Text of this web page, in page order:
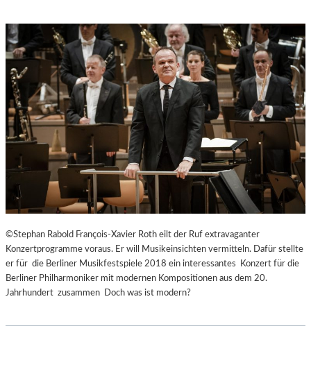
©Stephan Rabold François-Xavier Roth eilt der Ruf extravaganter
Konzertprogramme voraus. Er will Musikeinsichten vermitteln. Dafür stellte
er für die Berliner Musikfestspiele 2018 ein interessantes Konzert für die
Berliner Philharmoniker mit modernen Kompositionen aus dem 20.
Jahrhundert zusammen Doch was ist modern?